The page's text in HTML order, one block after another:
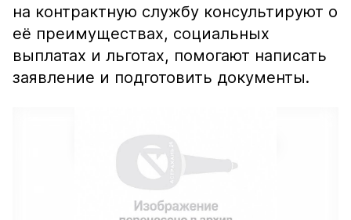
на контрактную службу консультируют о
её преимуществах, социальных
выплатах и льготах, помогают написать
заявление и подготовить документы.